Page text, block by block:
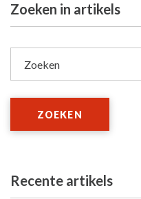
Zoeken in artikels
Zoeken
ZOEKEN
Recente artikels